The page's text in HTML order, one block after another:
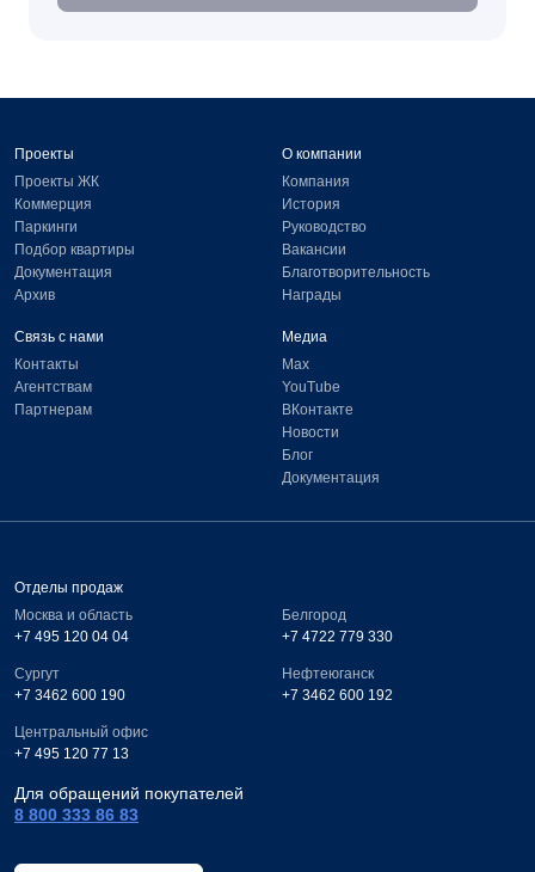
Проекты
Проекты ЖК
Коммерция
Паркинги
Подбор квартиры
Документация
Архив
О компании
Компания
История
Руководство
Вакансии
Благотворительность
Награды
Связь с нами
Контакты
Агентствам
Партнерам
Медиа
Max
YouTube
ВКонтакте
Новости
Блог
Документация
Отделы продаж
Москва и область
+7 495 120 04 04
Белгород
+7 4722 779 330
Сургут
+7 3462 600 190
Нефтеюганск
+7 3462 600 192
Центральный офис
+7 495 120 77 13
Для обращений покупателей
8 800 333 86 83